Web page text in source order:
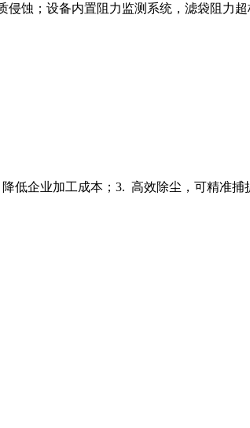
蚀；设备内置阻力监测系统，滤袋阻力
企业加工成本；3. 高效除尘，可精准